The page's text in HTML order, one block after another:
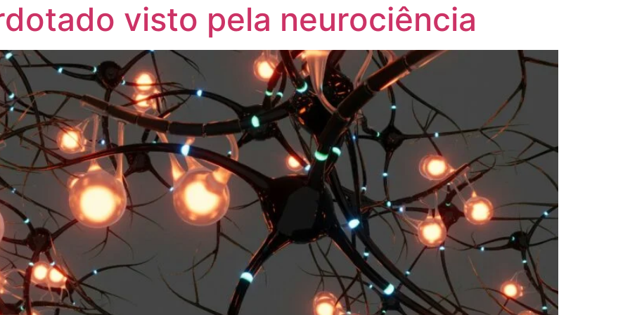
visto pela neurociência